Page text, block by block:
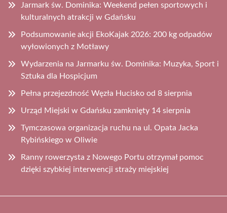
Jarmark św. Dominika: Weekend pełen sportowych i
kulturalnych atrakcji w Gdańsku
Podsumowanie akcji EkoKajak 2026: 200 kg odpadów
wyłowionych z Motławy
Wydarzenia na Jarmarku św. Dominika: Muzyka, Sport i
Sztuka dla Hospicjum
Pełna przejezdność Węzła Hucisko od 8 sierpnia
Urząd Miejski w Gdańsku zamknięty 14 sierpnia
Tymczasowa organizacja ruchu na ul. Opata Jacka
Rybińskiego w Oliwie
Ranny rowerzysta z Nowego Portu otrzymał pomoc
dzięki szybkiej interwencji straży miejskiej